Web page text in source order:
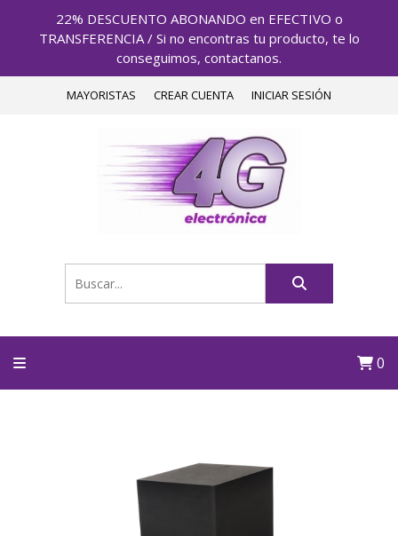
22% DESCUENTO ABONANDO en EFECTIVO o
TRANSFERENCIA / Si no encontras tu producto, te lo
conseguimos, contactanos.
MAYORISTAS CREAR CUENTA INICIAR SESIÓN
0